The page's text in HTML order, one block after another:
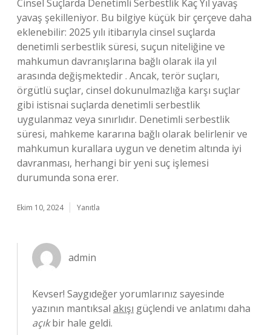
Cinsel Suçlarda Denetimli Serbestlik Kaç Yıl yavaş
yavaş şekilleniyor. Bu bilgiye küçük bir çerçeve daha
eklenebilir: 2025 yılı itibarıyla cinsel suçlarda
denetimli serbestlik süresi, suçun niteliğine ve
mahkumun davranışlarına bağlı olarak ila yıl
arasında değişmektedir . Ancak, terör suçları,
örgütlü suçlar, cinsel dokunulmazlığa karşı suçlar
gibi istisnai suçlarda denetimli serbestlik
uygulanmaz veya sınırlıdır. Denetimli serbestlik
süresi, mahkeme kararına bağlı olarak belirlenir ve
mahkumun kurallara uygun ve denetim altında iyi
davranması, herhangi bir yeni suç işlemesi
durumunda sona erer.
Ekim 10, 2024 Yanıtla
admin
Kevser! Saygıdeğer yorumlarınız sayesinde
yazının mantıksal akışı güçlendi ve anlatımı daha
açıkbir hale geldi.